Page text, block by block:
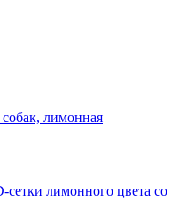
лимонная
сетки лимонного цвета со